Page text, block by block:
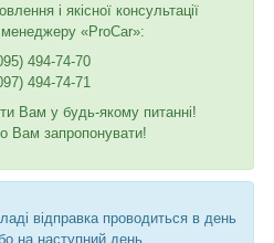
і якісної консультації
«ProCar»:
494-74-70
494-74-71
Вам у будь-якому питанні!
Вам запропонувати!
відправка проводиться в день
на наступний день.